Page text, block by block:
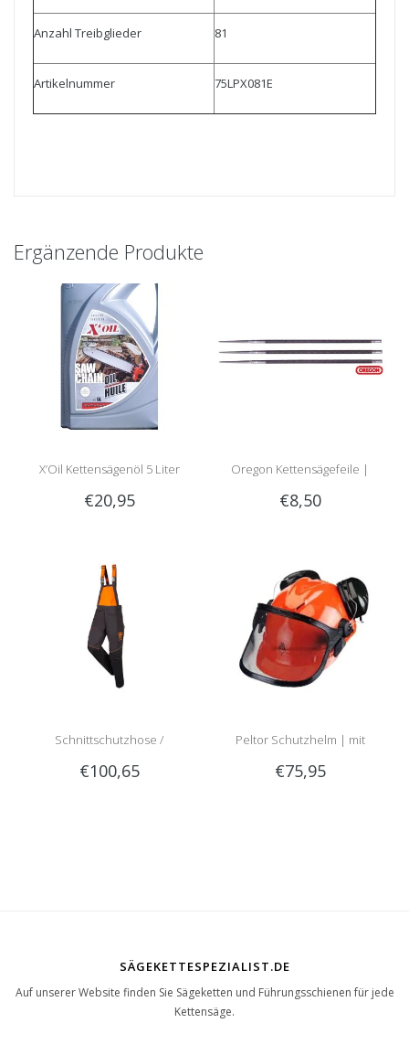
Anzahl Treibglieder 81
Artikelnummer 75LPX081E
Ergänzende Produkte
X’Oil Kettensägenöl 5 Liter
€20,95
Oregon Kettensägefeile |
Rundfeile
€8,50
Schnittschutzhose /
Schnittschutzlatzhose Sip
€100,65
Peltor Schutzhelm | mit
Optime 2 Gehörschutz und
€75,95
SÄGEKETTESPEZIALIST.DE
Auf unserer Website finden Sie Sägeketten und Führungsschienen für jede
Kettensäge.